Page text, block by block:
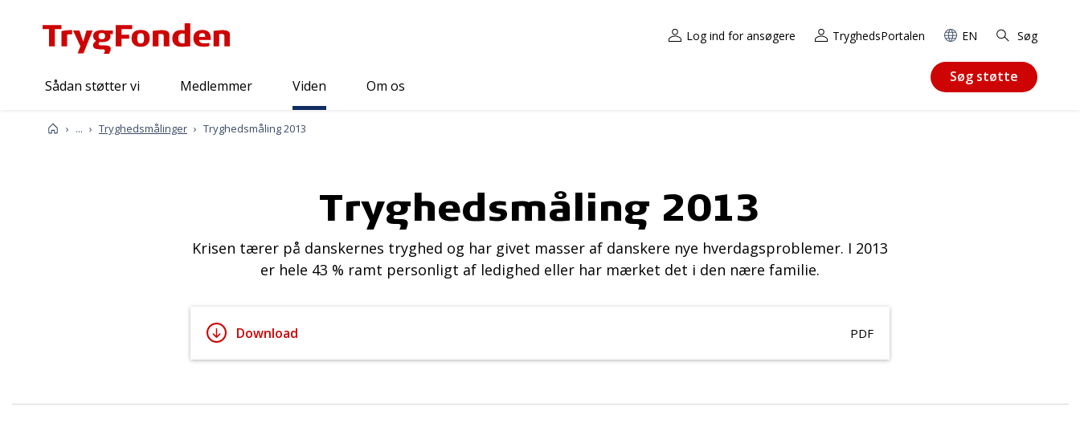
Log ind for ansøgere TryghedsPortalen EN Søg
Sådan støtter vi Medlemmer Viden Om os
Søg støtte
Forside
...
Viden Tryghedsmålinger Tryghedsmåling 2013
Tryghedsmåling 2013
Krisen tærer på danskernes tryghed og har givet masser af danskere nye hverdagsproblemer. I 2013
er hele 43 % ramt personligt af ledighed eller har mærket det i den nære familie.
Download PDF